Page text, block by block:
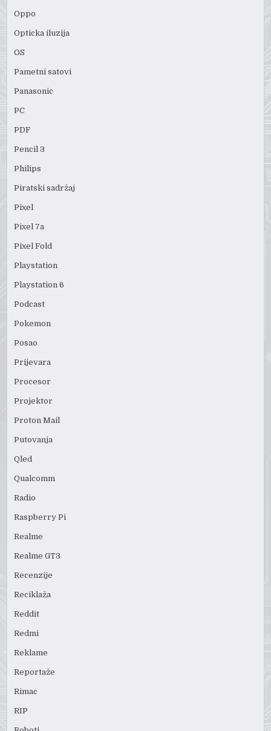
Oppo
Opticka iluzija
OS
Pametni satovi
Panasonic
PC
PDF
Pencil 3
Philips
Piratski sadržaj
Pixel
Pixel 7a
Pixel Fold
Playstation
Playstation 6
Podcast
Pokemon
Posao
Prijevara
Procesor
Projektor
Proton Mail
Putovanja
Qled
Qualcomm
Radio
Raspberry Pi
Realme
Realme GT3
Recenzije
Reciklaža
Reddit
Redmi
Reklame
Reportaže
Rimac
RIP